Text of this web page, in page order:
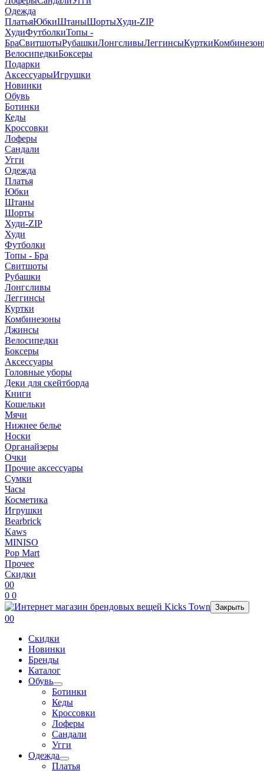
Одежда
ПлатьяЮбкиШтаныШортыХуди-ZIP
ХудиФутболкиТопы -
БраСвитшотыРубашкиЛонгсливыЛеггинсыКуртки
ВелосипедкиБоксеры
Подарки
АксессуарыИгрушки
Новинки
Обувь
Ботинки
Кеды
Кроссовки
Лоферы
Сандали
Угги
Одежда
Платья
Юбки
Штаны
Шорты
Худи-ZIP
Худи
Футболки
Топы - Бра
Свитшоты
Рубашки
Лонгсливы
Леггинсы
Куртки
Комбинезоны
Джинсы
Велосипедки
Боксеры
Аксессуары
Головные уборы
Деки для скейтборда
Книги
Кошельки
Мячи
Нижнее белье
Носки
Органайзеры
Очки
Прочие аксессуары
Сумки
Часы
Косметика
Игрушки
Bearbrick
Kaws
MINISO
Pop Mart
Прочее
Скидки
00
0 0
Закрыть
00
Скидки
Новинки
Бренды
Каталог
Обувь
Ботинки
Кеды
Кроссовки
Лоферы
Сандали
Угги
Одежда
Платья